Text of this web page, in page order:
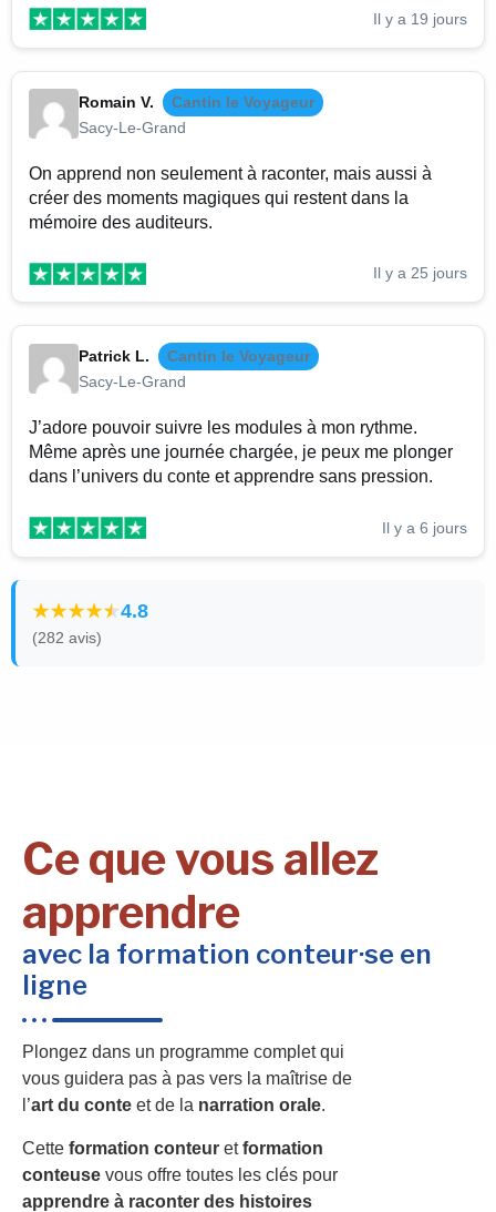
Il y a 19 jours
Romain V.
Cantin le Voyageur
Sacy-Le-Grand
On apprend non seulement à raconter, mais aussi à
créer des moments magiques qui restent dans la
mémoire des auditeurs.
Il y a 25 jours
Patrick L.
Cantin le Voyageur
Sacy-Le-Grand
J’adore pouvoir suivre les modules à mon rythme.
Même après une journée chargée, je peux me plonger
dans l’univers du conte et apprendre sans pression.
Il y a 6 jours
4.8
(282 avis)
Ce que vous allez
apprendre
avec la formation conteur·se en
ligne
Plongez dans un programme complet qui
vous guidera pas à pas vers la maîtrise de
l’art du conte et de la narration orale.
Cette formation conteur etformation
conteuse vous offre toutes les clés pour
apprendre à raconter des histoires